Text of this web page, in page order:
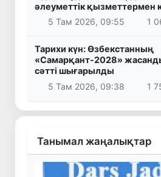
әлеуметтік қызметтермен
5 Там 2026, 09:55
1
Тарихи күн: Өзбекстанның
«Самарқант-2028» жасанды
сәтті шығарылды
5 Там 2026, 09:38
1
Танымал жаңалықтар